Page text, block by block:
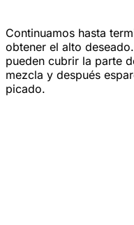
Continuamos hasta
obtener el alto
pueden cubrir la parte
mezcla y después
picado.